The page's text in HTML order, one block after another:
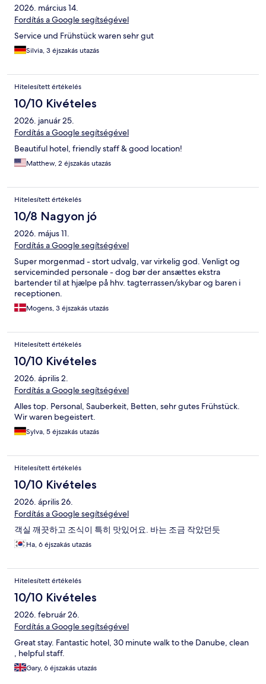
2026. március 14.
Fordítás a Google segítségével
Service und Frühstück waren sehr gut
Silvia, 3 éjszakás utazás
Hitelesített értékelés
10/10 Kivételes
2026. január 25.
Fordítás a Google segítségével
Beautiful hotel, friendly staff & good location!
Matthew, 2 éjszakás utazás
Hitelesített értékelés
10/8 Nagyon jó
2026. május 11.
Fordítás a Google segítségével
Super morgenmad - stort udvalg, var virkelig god. Venligt og
serviceminded personale - dog bør der ansættes ekstra
bartender til at hjælpe på hhv. tagterrassen/skybar og baren i
receptionen.
Mogens, 3 éjszakás utazás
Hitelesített értékelés
10/10 Kivételes
2026. április 2.
Fordítás a Google segítségével
Alles top. Personal, Sauberkeit, Betten, sehr gutes Frühstück.
Wir waren begeistert.
Sylva, 5 éjszakás utazás
Hitelesített értékelés
10/10 Kivételes
2026. április 26.
Fordítás a Google segítségével
객실 깨끗하고 조식이 특히 맛있어요. 바는 조금 작았던듯
Ha, 6 éjszakás utazás
Hitelesített értékelés
10/10 Kivételes
2026. február 26.
Fordítás a Google segítségével
Great stay. Fantastic hotel, 30 minute walk to the Danube, clean
, helpful staff.
Gary, 6 éjszakás utazás